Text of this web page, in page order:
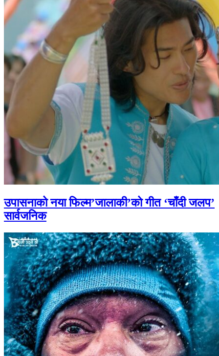
उपासनाको नया फिल्म’जालाकी’को गीत ‘चाँदी जलप’
सार्वजनिक